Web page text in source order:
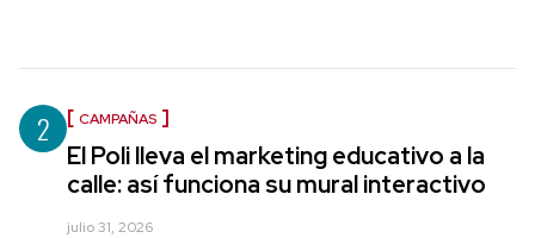
2 CAMPAÑAS
El Poli lleva el marketing educativo a la
calle: así funciona su mural interactivo
julio 31, 2026